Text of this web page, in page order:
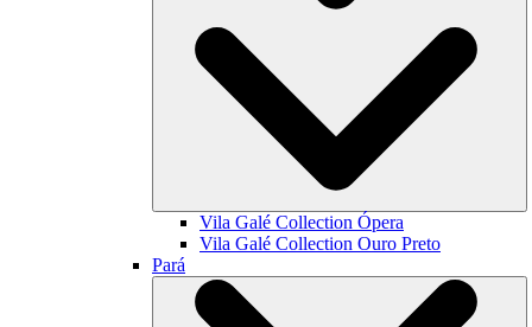
Vila Galé Collection Ópera
Vila Galé Collection Ouro Preto
Pará